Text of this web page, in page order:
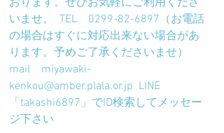
いませ。  TEL　0299-82-6897（お電話
の場合はすぐに対応出来ない場合があ
ります。予めご了承くださいませ）
mail　miyawaki-
kenkou@amber.plala.or.jp  LINE
「takashi6897」でID検索してメッセー
ジ下さい